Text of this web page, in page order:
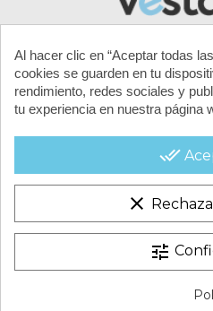
CONTACTA
CONDICIONES
Aviso
Política
Al hacer clic en “Aceptar todas
cookies se guarden en tu
rendimiento, redes sociales y
tu experiencia en nuestra página
done_all
clear
tune